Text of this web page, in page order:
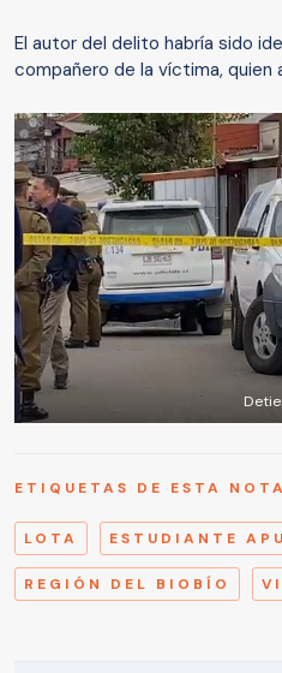
El autor del delito habría sido
compañero de la víctima, quien
ETIQUETAS DE ESTA NOTA
LOTA ESTUDIANTE
REGIÓN DEL BIOBÍO